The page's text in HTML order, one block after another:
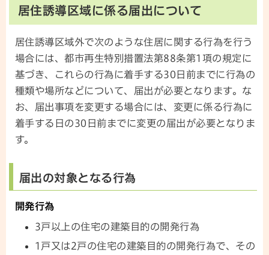
居住誘導区域に係る届出について
居住誘導区域外で次のような住居に関する行為を行う
場合には、都市再生特別措置法第88条第1項の規定に
基づき、これらの行為に着手する30日前までに行為の
種類や場所などについて、届出が必要となります。な
お、届出事項を変更する場合には、変更に係る行為に
着手する日の30日前までに変更の届出が必要となりま
す。
届出の対象となる行為
開発行為
3戸以上の住宅の建築目的の開発行為
1戸又は2戸の住宅の建築目的の開発行為で、その